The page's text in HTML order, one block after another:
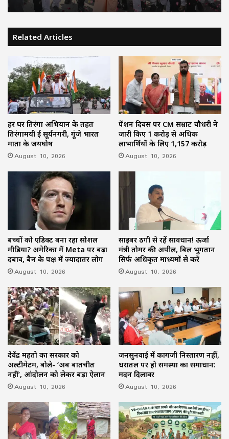
Related Articles
हर घर तिरंगा अभियान के तहत
तिरंगामयी हुई सूर्यनगरी, गूंजे भारत
माता के जयघोष
August 10, 2026
पेंशन दिवस पर CM सम्राट चौधरी ने
जारी किए 1 करोड़ से अधिक
लाभार्थियों के लिए 1,157 करोड़
August 10, 2026
बच्चों को एडिक्ट बना रहा सोशल
मीडिया? अमेरिका में Meta पर बढ़ा
दबाव, बैन के पक्ष में ज्यादातर लोग
August 10, 2026
साइबर ठगी से रहें सावधान! ऊर्जा
मंत्री तोमर की अपील, बिल भुगतान
सिर्फ अधिकृत माध्यमों से करें
August 10, 2026
देवेंद्र महतो का सरकार को
अल्टीमेटम, बोले- ‘अब बातचीत
नहीं’, आंदोलन को लेकर बड़ा ऐलान
August 10, 2026
जनसुनवाई में कागजी निस्तारण नहीं,
धरातल पर हो समस्या का समाधान:
मदन दिलावर
August 10, 2026